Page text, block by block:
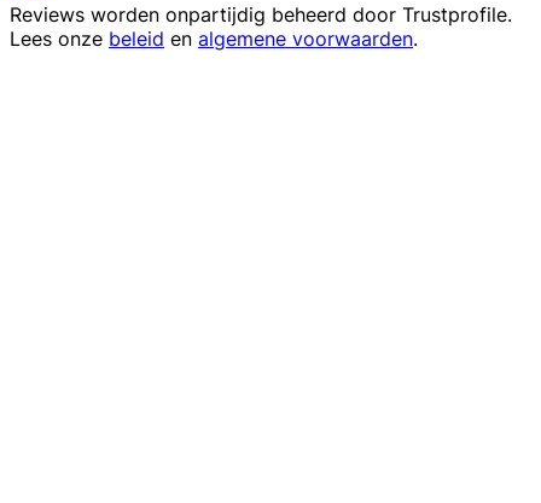
Reviews worden onpartijdig beheerd door Trustprofile.
Lees onze beleid en algemene voorwaarden.